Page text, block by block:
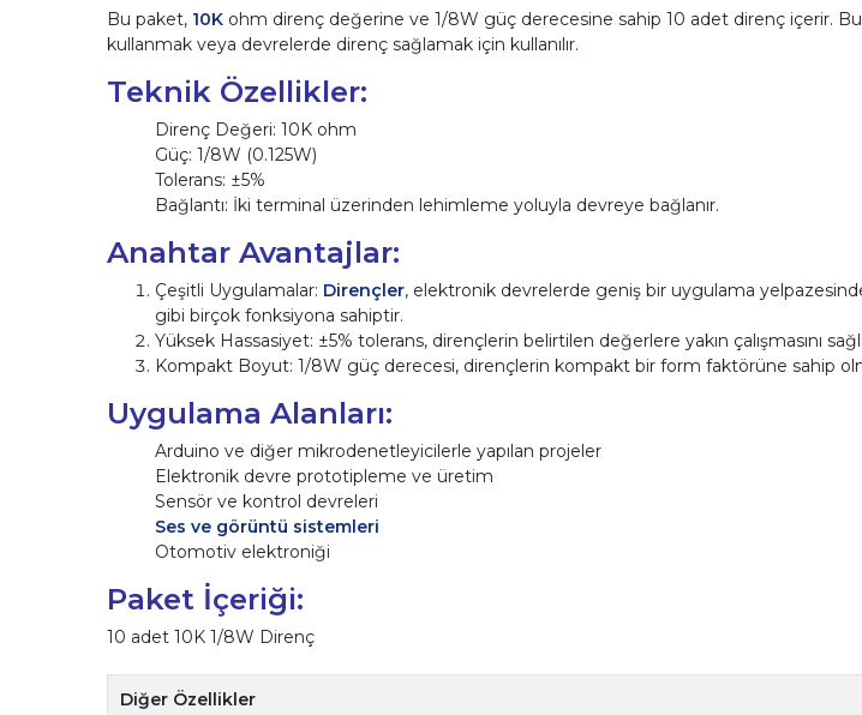
Bu paket, 10Kohm direnç değerine ve 1/8W güç derecesine sahip 10 adet direnç içerir. Bu
kullanmak veya devrelerde direnç sağlamak için kullanılır.
Teknik Özellikler:
Direnç Değeri: 10K ohm
Güç: 1/8W (0.125W)
Tolerans: ±5%
Bağlantı: İki terminal üzerinden lehimleme yoluyla devreye bağlanır.
Anahtar Avantajlar:
Çeşitli Uygulamalar: Dirençler, elektronik devrelerde geniş bir uygulama
gibi birçok fonksiyona sahiptir.
Yüksek Hassasiyet: ±5% tolerans, dirençlerin belirtilen değerlere yakın çalışmasını
Kompakt Boyut: 1/8W güç derecesi, dirençlerin kompakt bir form faktörüne sahip
Uygulama Alanları:
Arduino ve diğer mikrodenetleyicilerle yapılan projeler
Elektronik devre prototipleme ve üretim
Sensör ve kontrol devreleri
Ses ve görüntü sistemleri
Otomotiv elektroniği
Paket İçeriği:
10 adet 10K 1/8W Direnç
Diğer Özellikler